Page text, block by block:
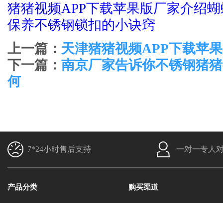
猪猪视频APP下载苹果版厂家介绍
保养不锈钢锁扣的小诀窍
上一篇： 天津猪猪视频APP下载苹
下一篇： 南京厂家告诉你不锈钢猪
何
7*24小时售后支持 一对一专人
产品分类 购买渠道